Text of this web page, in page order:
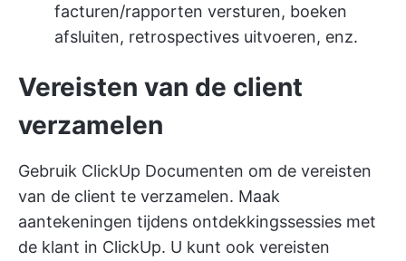
facturen/rapporten versturen, boeken
afsluiten, retrospectives uitvoeren, enz.
Vereisten van de client
verzamelen
Gebruik ClickUp Documenten om de vereisten
van de client te verzamelen. Maak
aantekeningen tijdens ontdekkingssessies met
de klant in ClickUp. U kunt ook vereisten